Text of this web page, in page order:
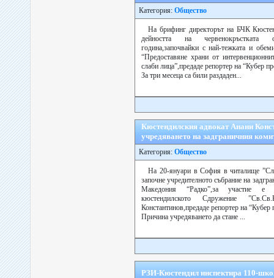
Категория: Общество
На брифинг директорът на БЧК
дейността на червенокръстката
година,започвайки с най-тежката и
“Предоставяне храни от
слаби лица”,предаде репортер на “Кубер
За три месеца са били раздаден...
Кюстендилския адвокат Анани
учредяването на задграничния
Категория: Общество
На 20-януари в София в читалище
започне учредителното събрание на
Македония “Радко”,за участие е
кюстендилското Сдружение
Константинов,предаде репортер на “Кубер
Причина учредяването да стане ...
РЗИ-Кюстендил инспектира 110-